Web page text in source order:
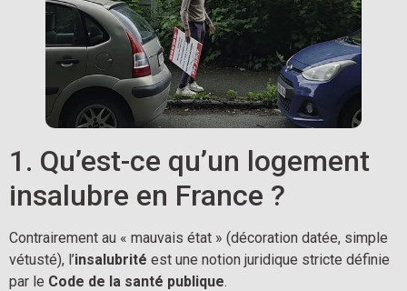
1. Qu’est-ce qu’un logement
insalubre en France ?
Contrairement au « mauvais état » (décoration datée, simple
vétusté), l’insalubrité est une notion juridique stricte définie
par le Code de la santé publique.